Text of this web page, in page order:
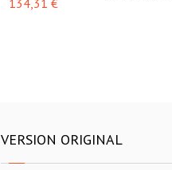
134,31 €
VERSION ORIGINAL